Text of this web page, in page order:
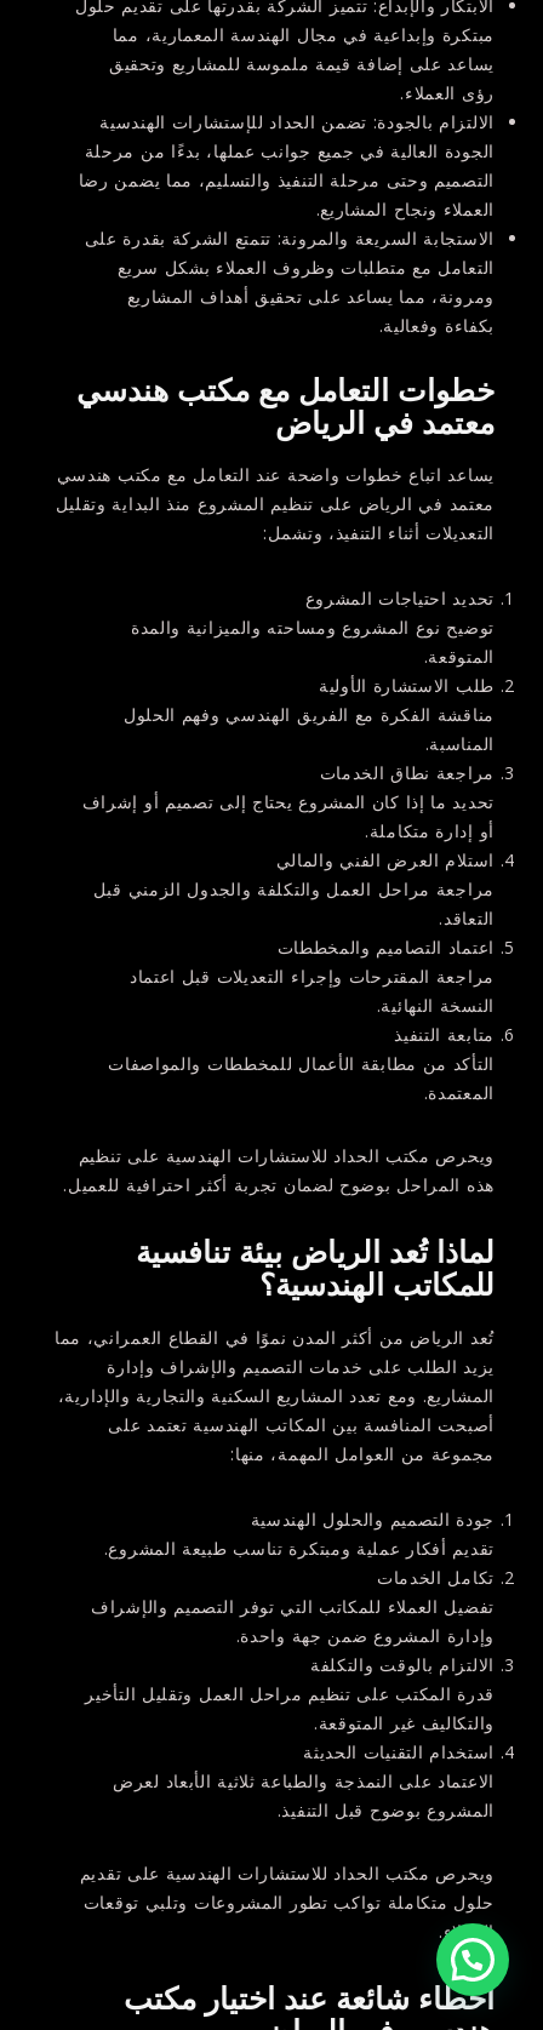
الابتكار والإبداع: تتميز الشركة بقدرتها على تقديم حلول
مبتكرة وإبداعية في مجال الهندسة المعمارية، مما
يساعد على إضافة قيمة ملموسة للمشاريع وتحقيق
رؤى العملاء.
الالتزام بالجودة: تضمن الحداد للإستشارات الهندسية
الجودة العالية في جميع جوانب عملها، بدءًا من مرحلة
التصميم وحتى مرحلة التنفيذ والتسليم، مما يضمن رضا
العملاء ونجاح المشاريع.
الاستجابة السريعة والمرونة: تتمتع الشركة بقدرة على
التعامل مع متطلبات وظروف العملاء بشكل سريع
ومرونة، مما يساعد على تحقيق أهداف المشاريع
بكفاءة وفعالية.
خطوات التعامل مع مكتب هندسي
معتمد في الرياض
يساعد اتباع خطوات واضحة عند التعامل مع مكتب هندسي
معتمد في الرياض على تنظيم المشروع منذ البداية وتقليل
التعديلات أثناء التنفيذ، وتشمل:
تحديد احتياجات المشروع
توضيح نوع المشروع ومساحته والميزانية والمدة
المتوقعة.
طلب الاستشارة الأولية
مناقشة الفكرة مع الفريق الهندسي وفهم الحلول
المناسبة.
مراجعة نطاق الخدمات
تحديد ما إذا كان المشروع يحتاج إلى تصميم أو إشراف
أو إدارة متكاملة.
استلام العرض الفني والمالي
مراجعة مراحل العمل والتكلفة والجدول الزمني قبل
التعاقد.
اعتماد التصاميم والمخططات
مراجعة المقترحات وإجراء التعديلات قبل اعتماد
النسخة النهائية.
متابعة التنفيذ
التأكد من مطابقة الأعمال للمخططات والمواصفات
المعتمدة.
ويحرص مكتب الحداد للاستشارات الهندسية على تنظيم
هذه المراحل بوضوح لضمان تجربة أكثر احترافية للعميل.
لماذا تُعد الرياض بيئة تنافسية
للمكاتب الهندسية؟
تُعد الرياض من أكثر المدن نموًا في القطاع العمراني، مما
يزيد الطلب على خدمات التصميم والإشراف وإدارة
المشاريع. ومع تعدد المشاريع السكنية والتجارية والإدارية،
أصبحت المنافسة بين المكاتب الهندسية تعتمد على
مجموعة من العوامل المهمة، منها:
جودة التصميم والحلول الهندسية
تقديم أفكار عملية ومبتكرة تناسب طبيعة المشروع.
تكامل الخدمات
تفضيل العملاء للمكاتب التي توفر التصميم والإشراف
وإدارة المشروع ضمن جهة واحدة.
الالتزام بالوقت والتكلفة
قدرة المكتب على تنظيم مراحل العمل وتقليل التأخير
والتكاليف غير المتوقعة.
استخدام التقنيات الحديثة
الاعتماد على النمذجة والطباعة ثلاثية الأبعاد لعرض
المشروع بوضوح قبل التنفيذ.
ويحرص مكتب الحداد للاستشارات الهندسية على تقديم
حلول متكاملة تواكب تطور المشروعات وتلبي توقعات
العملاء.
أخطاء شائعة عند اختيار مكتب